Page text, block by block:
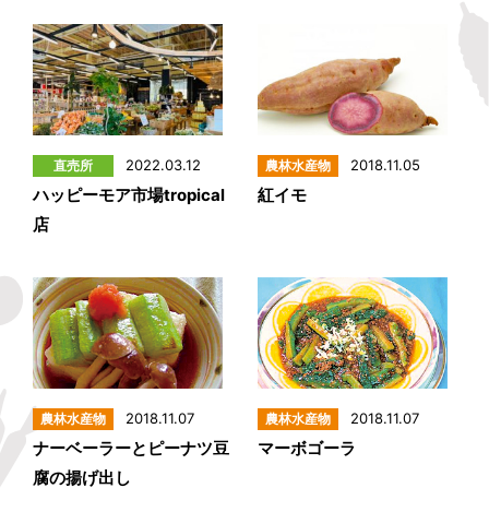
2022.03.12
ハッピーモア市場tropical
店
2018.11.05
紅イモ
2018.11.07
ナーベーラーとピーナツ豆
腐の揚げ出し
2018.11.07
マーボゴーラ